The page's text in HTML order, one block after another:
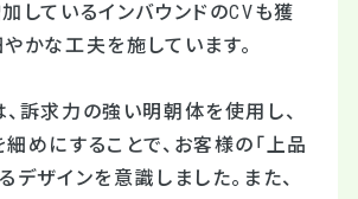
しているインバウンドのCVも獲
かな工夫を施しています。
訴求力の強い明朝体を使用し、
めにすることで、お客様の「上品
デザインを意識しました。また、